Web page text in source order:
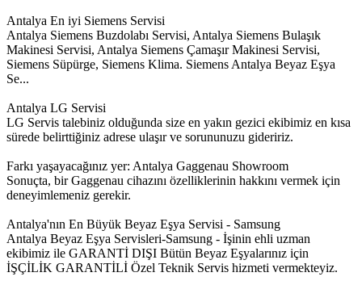
Antalya En iyi Siemens Servisi
Antalya Siemens Buzdolabı Servisi, Antalya Siemens Bulaşık
Makinesi Servisi, Antalya Siemens Çamaşır Makinesi Servisi,
Siemens Süpürge, Siemens Klima. Siemens Antalya Beyaz Eşya
Se...
Antalya LG Servisi
LG Servis talebiniz olduğunda size en yakın gezici ekibimiz en kısa
sürede belirttiğiniz adrese ulaşır ve sorununuzu gideririz.
Farkı yaşayacağınız yer: Antalya Gaggenau Showroom
Sonuçta, bir Gaggenau cihazını özelliklerinin hakkını vermek için
deneyimlemeniz gerekir.
Antalya'nın En Büyük Beyaz Eşya Servisi - Samsung
Antalya Beyaz Eşya Servisleri-Samsung - İşinin ehli uzman
ekibimiz ile GARANTİ DIŞI Bütün Beyaz Eşyalarınız için
İŞÇİLİK GARANTİLİ Özel Teknik Servis hizmeti vermekteyiz.